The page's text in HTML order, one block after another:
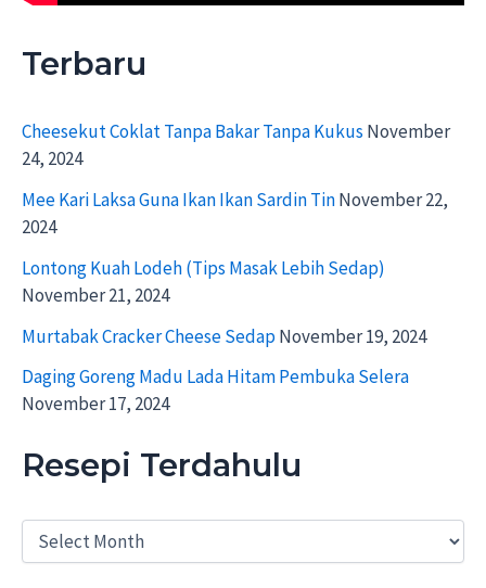
Terbaru
Cheesekut Coklat Tanpa Bakar Tanpa Kukus November
24, 2024
Mee Kari Laksa Guna Ikan Ikan Sardin TinNovember 22,
2024
Lontong Kuah Lodeh (Tips Masak Lebih Sedap)
November 21, 2024
Murtabak Cracker Cheese SedapNovember 19, 2024
Daging Goreng Madu Lada Hitam Pembuka Selera
November 17, 2024
Resepi Terdahulu
R